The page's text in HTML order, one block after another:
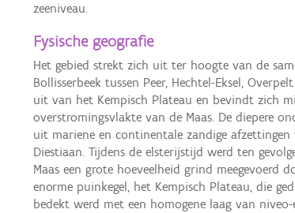
zeeniveau.
Fysische geografie
Het gebied strekt zich uit ter hoogte van de
Bollisserbeek tussen Peer, Hechtel-Eksel,
uit van het Kempisch Plateau en bevindt zich
overstromingsvlakte van de Maas. De diepere
uit mariene en continentale zandige
Diestiaan. Tijdens de elsterijstijd werd ten
Maas een grote hoeveelheid grind meegevoerd
enorme puinkegel, het Kempisch Plateau, die
bedekt werd met een homogene laag van